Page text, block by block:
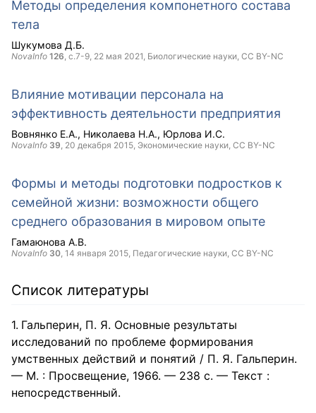
Методы определения компонетного состава
тела
Шукумова Д.Б.
NovaInfo 126, с.7-9, 22 мая 2021, Биологические науки, CC BY-NC
Влияние мотивации персонала на
эффективность деятельности предприятия
Вовнянко Е.А. Николаева Н.А. Юрлова И.С.
NovaInfo 39, 20 декабря 2015, Экономические науки, CC BY-NC
Формы и методы подготовки подростков к
семейной жизни: возможности общего
среднего образования в мировом опыте
Гамаюнова А.В.
NovaInfo 30, 14 января 2015, Педагогические науки, CC BY-NC
Список литературы
Гальперин, П. Я. Основные результаты
исследований по проблеме формирования
умственных действий и понятий / П. Я. Гальперин.
— М. : Просвещение, 1966. — 238 с. — Текст :
непосредственный.